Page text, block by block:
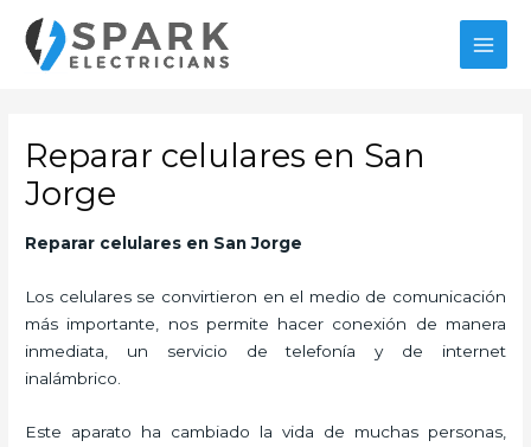
contenido
Reparar celulares en San
Jorge
Reparar celulares en San Jorge
Los celulares se convirtieron en el medio de comunicación
más importante, nos permite hacer conexión de manera
inmediata, un servicio de telefonía y de internet
inalámbrico.
Este aparato ha cambiado la vida de muchas personas,